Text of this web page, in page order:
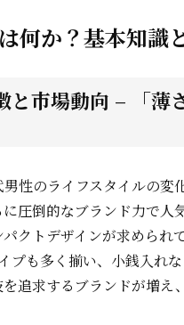
何か？基本知識
市場動向 – 「薄
性のライフスタイルの変
圧倒的なブランド力で人
クトデザインが求めら
も多く揃い、小銭入れ
追求するブランドが増